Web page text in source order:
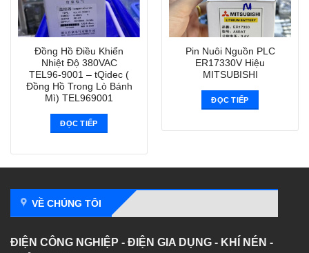
Đồng Hồ Điều Khiển
Nhiệt Độ 380VAC
TEL96-9001 – tQidec (
Đồng Hồ Trong Lò Bánh
Mì) TEL969001
ĐỌC TIẾP
Pin Nuôi Nguồn PLC
ER17330V Hiệu
MITSUBISHI
ĐỌC TIẾP
VỀ CHÚNG TÔI
ĐIỆN CÔNG NGHIỆP - ĐIỆN GIA DỤNG - KHÍ NÉN -